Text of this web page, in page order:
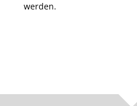
werden.